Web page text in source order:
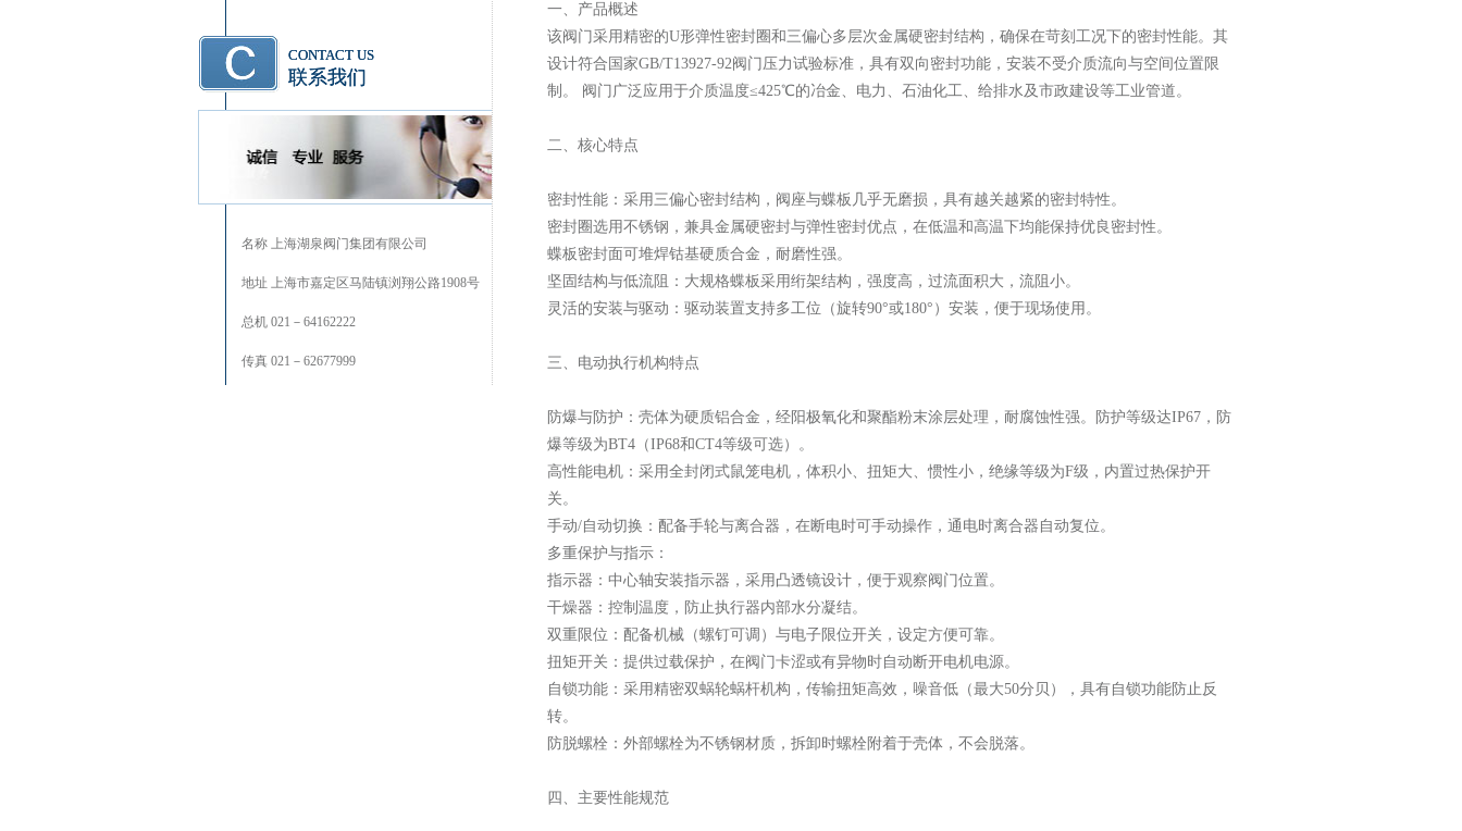
CONTACT US
联系我们
名称 上海湖泉阀门集团有限公司
地址 上海市嘉定区马陆镇浏翔公路1908号
总机 021－64162222
传真 021－62677999
‌一、产品概述‌
该阀门采用精密的U形弹性密封圈和三偏心多层次金属硬密封结构，确保在苛刻工况下的密封性能。‌其
设计符合国家GB/T13927-92阀门压力试验标准，具有双向密封功能，安装不受介质流向与空间位置限
制。‌ 阀门广泛应用于介质温度≤425℃的冶金、电力、石油化工、给排水及市政建设等工业管道。‌
‌二、核心特点‌
密封性能‌：采用三偏心密封结构，阀座与蝶板几乎无磨损，具有越关越紧的密封特性。‌
密封圈选用不锈钢，兼具金属硬密封与弹性密封优点，在低温和高温下均能保持优良密封性。‌
蝶板密封面可堆焊钴基硬质合金，耐磨性强。‌
坚固结构与低流阻‌：大规格蝶板采用绗架结构，强度高，过流面积大，流阻小。‌
‌灵活的安装与驱动‌：驱动装置支持多工位（旋转90°或180°）安装，便于现场使用。‌
‌三、电动执行机构特点‌
‌防爆与防护‌：壳体为硬质铝合金，经阳极氧化和聚酯粉末涂层处理，耐腐蚀性强。防护等级达IP67，防
爆等级为BT4（IP68和CT4等级可选）。‌
‌高性能电机‌：采用全封闭式鼠笼电机，体积小、扭矩大、惯性小，绝缘等级为F级，内置过热保护开
关。‌
‌手动/自动切换‌：配备手轮与离合器，在断电时可手动操作，通电时离合器自动复位。‌
‌多重保护与指示‌：
‌指示器‌：中心轴安装指示器，采用凸透镜设计，便于观察阀门位置。‌
‌干燥器‌：控制温度，防止执行器内部水分凝结。‌
‌双重限位‌：配备机械（螺钉可调）与电子限位开关，设定方便可靠。‌
‌扭矩开关‌：提供过载保护，在阀门卡涩或有异物时自动断开电机电源。‌
‌自锁功能‌：采用精密双蜗轮蜗杆机构，传输扭矩高效，噪音低（最大50分贝），具有自锁功能防止反
转。‌
‌防脱螺栓‌：外部螺栓为不锈钢材质，拆卸时螺栓附着于壳体，不会脱落。‌
‌四、主要性能规范‌